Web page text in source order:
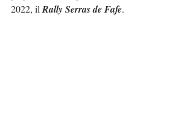
2022, il Rally Serras de Fafe.